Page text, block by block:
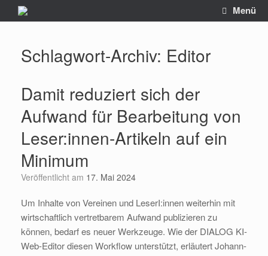
Inhalt
Menü
Schlagwort-Archiv: Editor
Damit reduziert sich der
Aufwand für Bearbeitung von
Leser:innen-Artikeln auf ein
Minimum
Veröffentlicht am 17. Mai 2024
Um Inhalte von Vereinen und LeserI:innen weiterhin mit
wirtschaftlich vertretbarem Aufwand publizieren zu
können, bedarf es neuer Werkzeuge. Wie der DIALOG KI-
Web-Editor diesen Workflow unterstützt, erläutert Johann-